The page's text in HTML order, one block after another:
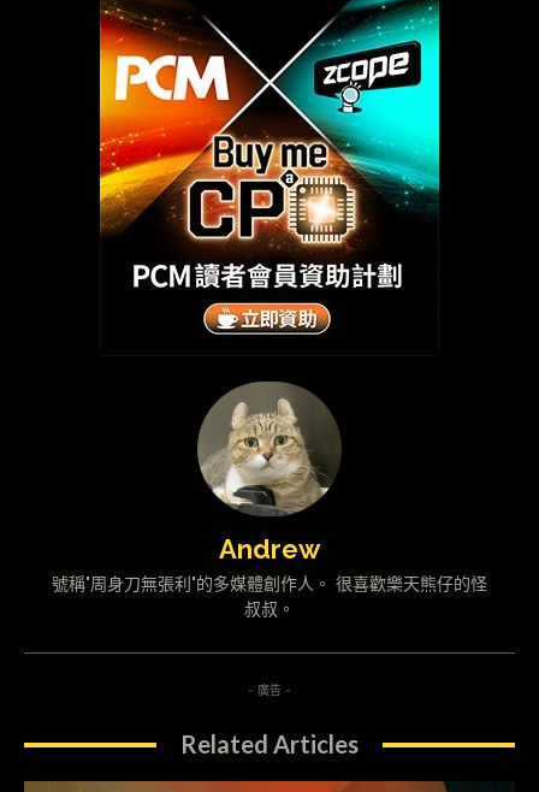
Andrew
號稱"周身刀無張利"的多媒體創作人。 很喜歡樂天熊仔的怪
叔叔。
- 廣告 -
Related Articles